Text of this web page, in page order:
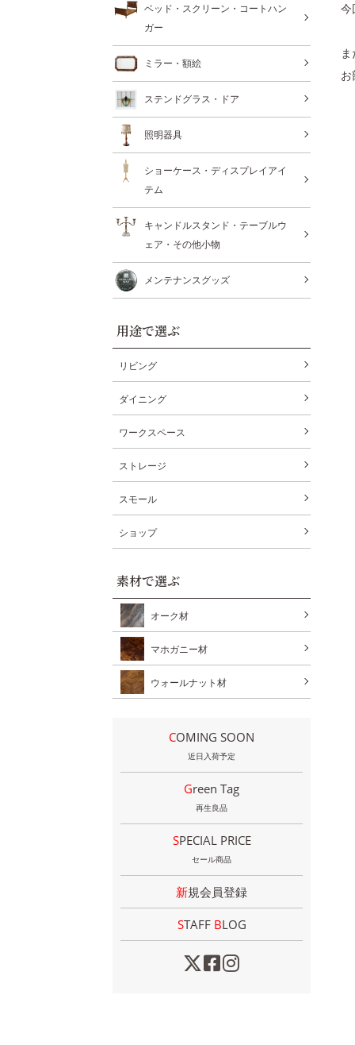
今
ベッド・スクリーン・コートハン
ガー
ミラー・額絵
ステンドグラス・ドア
照明器具
ショーケース・ディスプレイアイ
テム
キャンドルスタンド・テーブルウ
ェア・その他小物
メンテナンスグッズ
用途で選ぶ
リビング
ダイニング
ワークスペース
ストレージ
スモール
ショップ
素材で選ぶ
オーク材
マホガニー材
ウォールナット材
COMING SOON
近日入荷予定
Green Tag
再生良品
SPECIAL PRICE
セール商品
新規会員登録
STAFF BLOG